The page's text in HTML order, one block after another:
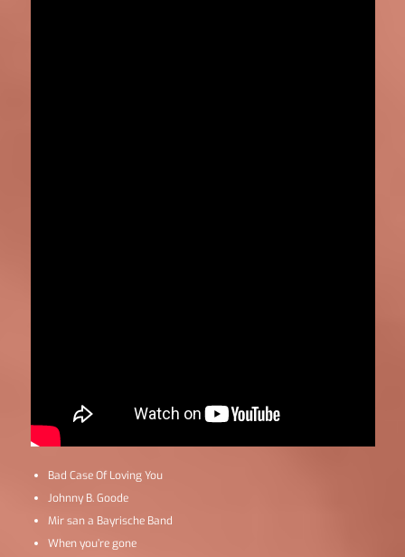
Bad Case Of Loving You
Johnny B. Goode
Mir san a Bayrische Band
When you’re gone